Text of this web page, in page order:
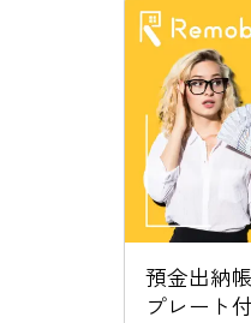
預金出納
プレート